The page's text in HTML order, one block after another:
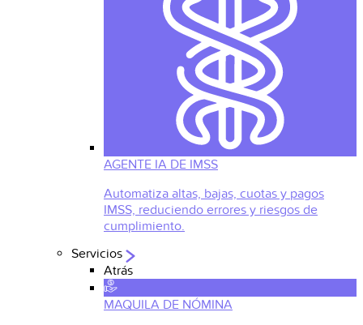
AGENTE IA DE IMSS
Automatiza altas, bajas, cuotas y pagos
IMSS, reduciendo errores y riesgos de
cumplimiento.
Servicios
Atrás
MAQUILA DE NÓMINA